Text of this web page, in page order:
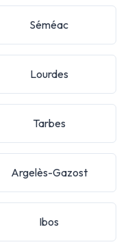
Séméac
Lourdes
Tarbes
Argelès-Gazost
Ibos